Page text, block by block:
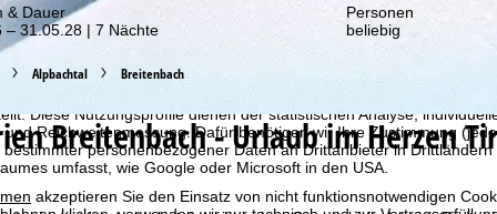
erheben wir mit Hilfe von Cookies Nutzungsinformationen, die wir,
Diese Nutzungsprofile dienen der statistischen Analyse,
und Reichweitenmessung. Dafür benötigen wir Ihre Zustimmung
personenbezogener Daten an Drittanbieter in
umfasst, wie Google oder Microsoft in den USA.
akzeptieren Sie den Einsatz von nicht funktionsnotwendigen
& Dauer
– 31.05.28 | 7 Nächte
Personen
beliebig
Alpbachtal Breitenbach
Breitenbach - Urlaub im Herzen